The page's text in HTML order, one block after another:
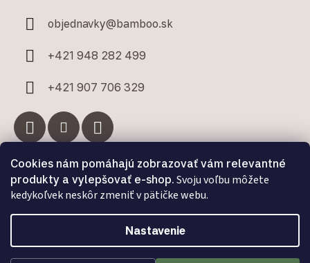
Cookies nám pomáhajú zobrazovať vám relevantné
produkty a vylepšovať e-shop. Svoju voľbu môžete
kedykoľvek neskôr zmeniť v pätičke webu.
Nastavenie
objednavky@bamboo.sk
+421 948 282 499
+421 907 706 329
Facebook